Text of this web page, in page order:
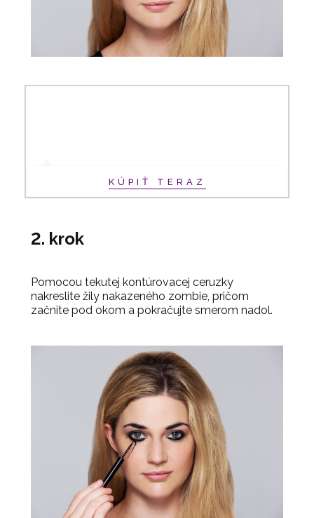
KÚPIŤ TERAZ
2. krok
Pomocou tekutej kontúrovacej ceruzky
nakreslite žily nakazeného zombie, pričom
začnite pod okom a pokračujte smerom nadol.